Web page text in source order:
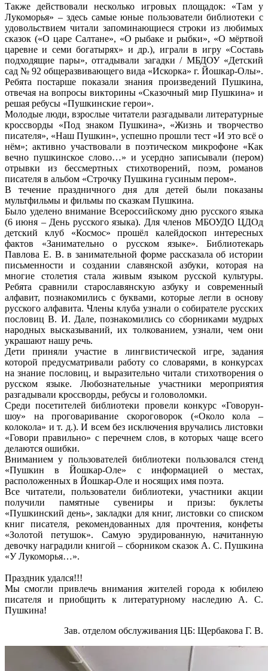
Также действовали несколько игровых площадок: «Там у
Лукоморья» – здесь самые юные пользователи библиотеки с
удовольствием читали запоминающиеся строки из любимых
сказок («О царе Салтане», «О рыбаке и рыбки», «О мёртвой
царевне и семи богатырях» и др.), играли в игру «Составь
подходящие пары», отгадывали загадки / МБДОУ «Детский
сад № 92 общеразвивающего вида «Искорка» г. Йошкар-Олы».
Ребята постарше показали знания произведений Пушкина,
отвечая на вопросы викторины «Сказочный мир Пушкина» и
решая ребусы «Пушкинские герои».
Молодые люди, взрослые читатели разгадывали литературные
кроссворды «Под знаком Пушкина», «Жизнь и творчество
писателя», «Наш Пушкин», успешно прошли тест «И это всё о
нём»; активно участвовали в поэтическом микрофоне «Как
вечно пушкинское слово…» и усердно записывали (пером)
отрывки из бессмертных стихотворений, поэм, романов
писателя в альбом «Строчку Пушкина гусиным пером».
В течение праздничного дня для детей были показаны
мультфильмы и фильмы по сказкам Пушкина.
Было уделено внимание Всероссийскому дню русского языка
(6 июня – День русского языка). Для членов МБОУДО ЦДОд
детский клуб «Космос» прошёл калейдоскоп интересных
фактов «Занимательно о русском языке». Библиотекарь
Павлова Е. В. в занимательной форме рассказала об истории
письменности и создании славянской азбуки, которая на
многие столетия стала живым языком русской культуры.
Ребята сравнили старославянскую азбуку и современный
алфавит, познакомились с буквами, которые легли в основу
русского алфавита. Члены клуба узнали о собирателе русских
пословиц В. И. Дале, познакомились со сборниками мудрых
народных высказываний, их толкованием, узнали, чем они
украшают нашу речь.
Дети приняли участие в лингвистической игре, задания
которой предусматривали работу со словарями, в конкурсах
на знание пословиц, и выразительно читали стихотворения о
русском языке. Любознательные участники мероприятия
разгадывали кроссворды, ребусы и головоломки.
Среди посетителей библиотеки провели конкурс «Говорун-
шоу» на проговаривание скороговорок («Около кола –
колокола» и т. д.). И всем без исключения вручались листовки
«Говори правильно» с перечнем слов, в которых чаще всего
делаются ошибки.
Вниманием у пользователей библиотеки пользовался стенд
«Пушкин в Йошкар-Оле» с информацией о местах,
расположенных в Йошкар-Оле и носящих имя поэта.
Все читатели, пользователи библиотеки, участники акции
получили памятные сувениры и призы: буклеты
«Пушкинский день», закладки для книг, листовки со списком
книг писателя, рекомендованных для прочтения, конфеты
«Золотой петушок». Самую эрудированную, начитанную
девочку наградили книгой – сборником сказок А. С. Пушкина
«У Лукоморья…».
Праздник удался!!!
Мы смогли привлечь внимания жителей города к юбилею
писателя и приобщить к литературному наследию А. С.
Пушкина!
Зав. отделом обслуживания ЦБ: Щербакова Г. В.